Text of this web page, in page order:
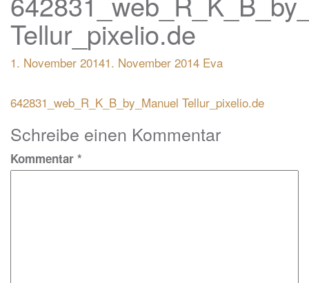
Tellur_pixelio.de
1. November 20141. November 2014 Eva
Beitragsnavigation
642831_web_R_K_B_by_Manuel Tellur_pixelio.de
Schreibe einen Kommentar
Kommentar *